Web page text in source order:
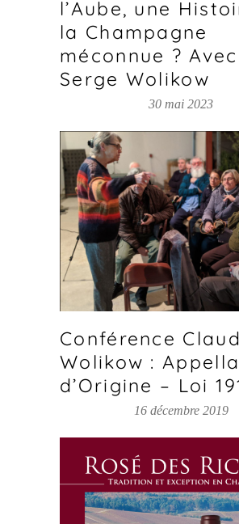
l’Aube, une
la Champagne
méconnue ? Avec
Serge Wolikow
30 mai 2023
Conférence
Wolikow :
d’Origine – Loi
16 décembre 2019